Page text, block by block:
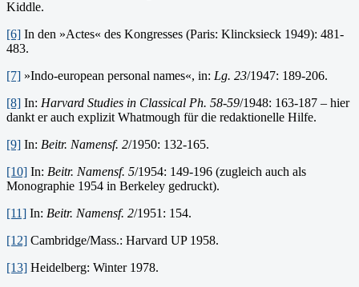
Kiddle.
[6] In den »Actes« des Kongresses (Paris: Klincksieck 1949): 481-
483.
[7] »Indo-european personal names«, in: Lg. 23/1947: 189-206.
[8] In: Harvard Studies in Classical Ph. 58-59/1948: 163-187 – hier
dankt er auch explizit Whatmough für die redaktionelle Hilfe.
[9] In: Beitr. Namensf. 2/1950: 132-165.
[10] In: Beitr. Namensf. 5/1954: 149-196 (zugleich auch als
Monographie 1954 in Berkeley gedruckt).
[11] In: Beitr. Namensf. 2/1951: 154.
[12] Cambridge/Mass.: Harvard UP 1958.
[13] Heidelberg: Winter 1978.